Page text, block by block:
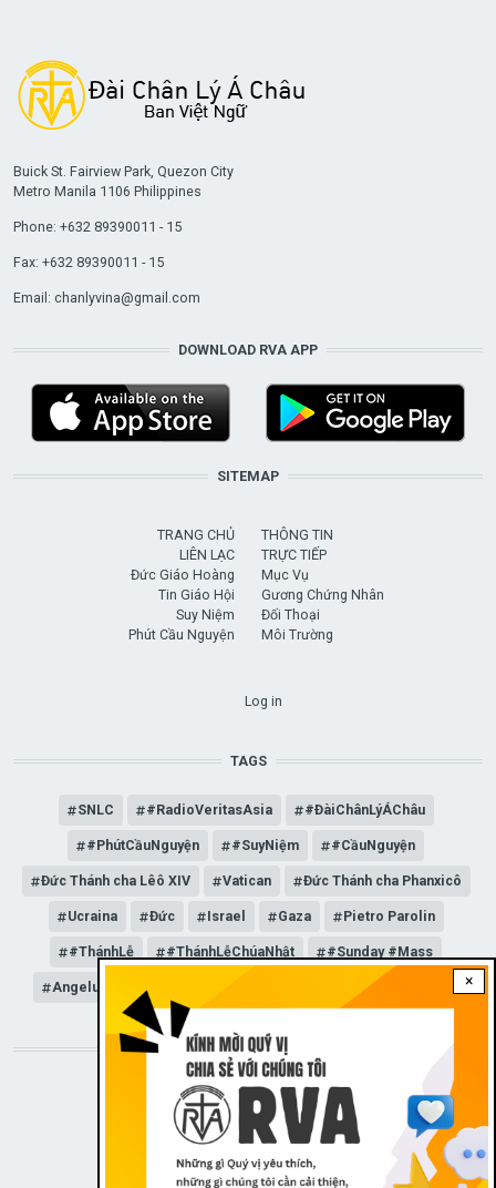
×
Buick St. Fairview Park, Quezon City
Metro Manila 1106 Philippines
Phone: +632 89390011 - 15
Fax: +632 89390011 - 15
Email: chanlyvina@gmail.com
DOWNLOAD RVA APP
SITEMAP
TRANG CHỦ
LIÊN LẠC
Đức Giáo Hoàng
Tin Giáo Hội
Suy Niệm
Phút Cầu Nguyện
THÔNG TIN
TRỰC TIẾP
Mục Vụ
Gương Chứng Nhân
Đối Thoại
Môi Trường
Log in
TAGS
SNLC #RadioVeritasAsia #ĐàiChânLýÁChâu
#PhútCầuNguyện #SuyNiệm #CầuNguyện
Đức Thánh cha Lêô XIV Vatican Đức Thánh cha Phanxicô
Ucraina Đức Israel Gaza Pietro Parolin
#ThánhLễ #ThánhLễChúaNhật #Sunday #Mass
Angelus Đức Giáo hoàng Lêô XIV General Audience
STAY CONNECTED WITH US!